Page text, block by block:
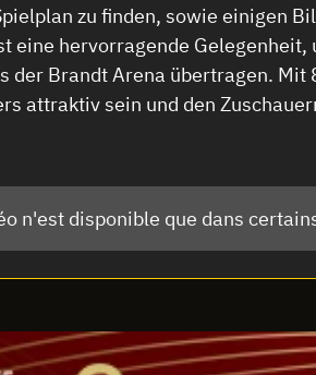
zu finden, sowie einigen
eine hervorragende
der Brandt Arena übertragen.
attraktiv sein und den
n'est disponible que dans